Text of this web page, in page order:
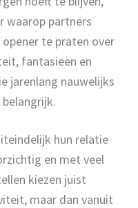
waarop partners
opener te praten over
fantasieën en
jarenlang nauwelijks
hun relatie
en met veel
kiezen juist
maar dan vanuit